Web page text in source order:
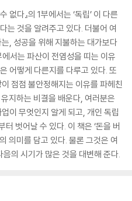
없다』의 1부에서는 ‘독립’ 이 다른
는 것을 알려주고 있다. 더불어 여
, 성공을 위해 지불하는 대가보다
서는 파산이 전염성을 띠는 이유
어떻게 다른지를 다루고 있다. 또
점점 불안정해지는 이유를 파헤친
지하는 비결을 배운다, 여러분은
이 무엇인지 알게 되고, 개인 독립
벗어날 수 있다. 이 책은 ‘돈을 버
의미를 담고 있다. 물론 그것은 여
의 시기가 많은 것을 대변해 준다.